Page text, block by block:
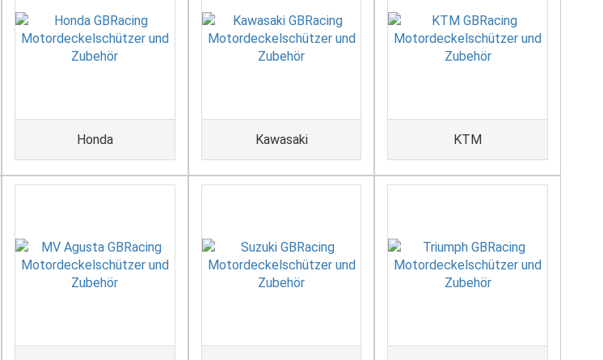
Honda Kawasaki KTM